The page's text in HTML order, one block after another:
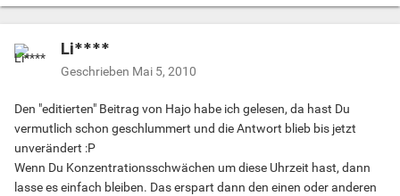
Li****
Geschrieben Mai 5, 2010
Den "editierten" Beitrag von Hajo habe ich gelesen, da hast Du
vermutlich schon geschlummert und die Antwort blieb bis jetzt
unverändert :P
Wenn Du Konzentrationsschwächen um diese Uhrzeit hast, dann
lasse es einfach bleiben. Das erspart dann den einen oder anderen